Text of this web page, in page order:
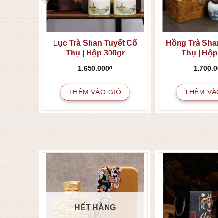
Lục Trà Shan Tuyết Cổ
Thụ | Hộp 300gr
1.650.000₫
THÊM VÀO GIỎ
Hồng Trà
Thụ |
THÊM
HẾT HÀNG